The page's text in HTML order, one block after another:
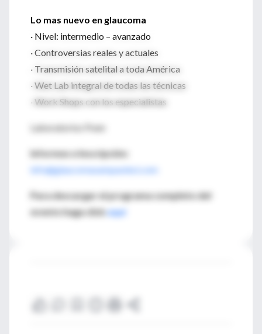
Lo mas nuevo en glaucoma
· Nivel: intermedio – avanzado
· Controversias reales y actuales
· Transmisión satelital a toda América
· Wet Lab integral de todas las técnicas
· Work Shops con los especialistas
Laboratorios Poen
Informes e Inscripción:
info@glaucomasampaolesi.com
Para descargar el programa completo del
evento haga clickaquí